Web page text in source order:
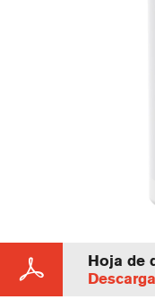
Hoja de